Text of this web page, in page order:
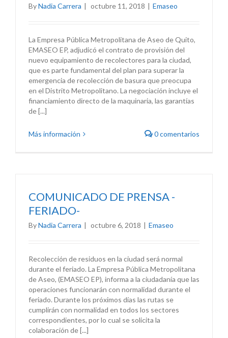
ByNadia Carrera | octubre 11, 2018 | Emaseo
La Empresa Pública Metropolitana de Aseo de Quito,
EMASEO EP, adjudicó el contrato de provisión del
nuevo equipamiento de recolectores para la ciudad,
que es parte fundamental del plan para superar la
emergencia de recolección de basura que preocupa
en el Distrito Metropolitano. La negociación incluye el
financiamiento directo de la maquinaria, las garantías
de [...]
Más información 0 comentarios
COMUNICADO DE PRENSA -
FERIADO-
ByNadia Carrera | octubre 6, 2018 | Emaseo
Recolección de residuos en la ciudad será normal
durante el feriado. La Empresa Pública Metropolitana
de Aseo, (EMASEO EP), informa a la ciudadanía que las
operaciones funcionarán con normalidad durante el
feriado. Durante los próximos días las rutas se
cumplirán con normalidad en todos los sectores
correspondientes, por lo cual se solicita la
colaboración de [...]